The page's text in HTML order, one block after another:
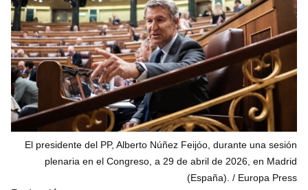
El presidente del PP, Alberto Núñez Feijóo, durante una sesión
plenaria en el Congreso, a 29 de abril de 2026, en Madrid
(España).
Europa Press